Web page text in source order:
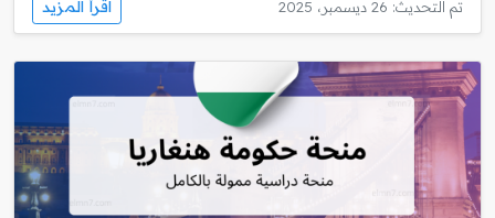
تم التحديث: 26 ديسمبر، 2025 اقرأ المزيد